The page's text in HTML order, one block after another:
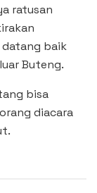
ratusan
datang baik
Buteng.
bisa
diacara